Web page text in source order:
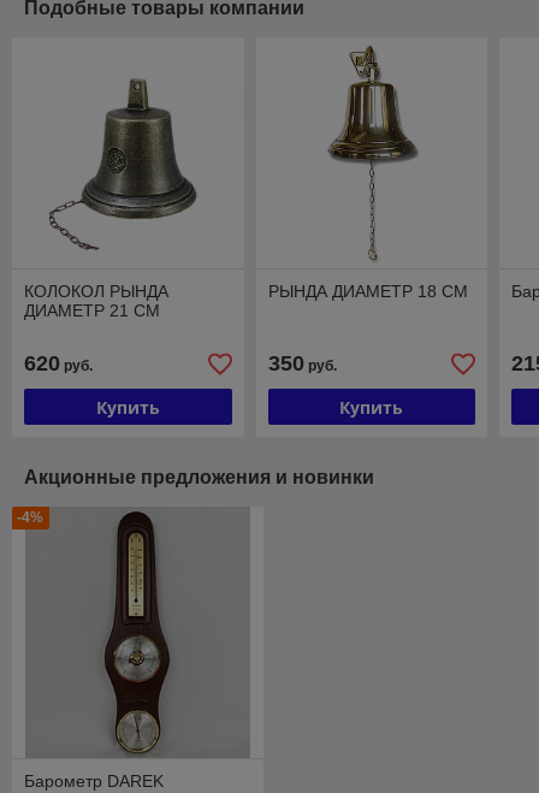
Подобные товары компании
КОЛОКОЛ РЫНДА
ДИАМЕТР 21 СМ
620 руб.
Купить
РЫНДА ДИАМЕТР 18 СМ
350руб.
Купить
Акционные предложения и новинки
-4%
Барометр DAREK